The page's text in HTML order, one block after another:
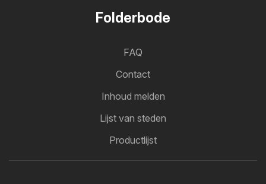
Folderbode
FAQ
Contact
Inhoud melden
Lijst van steden
Productlijst